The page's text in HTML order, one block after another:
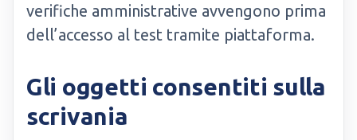
verifiche amministrative avvengono prima
dell’accesso al test tramite piattaforma.
Gli oggetti consentiti sulla
scrivania